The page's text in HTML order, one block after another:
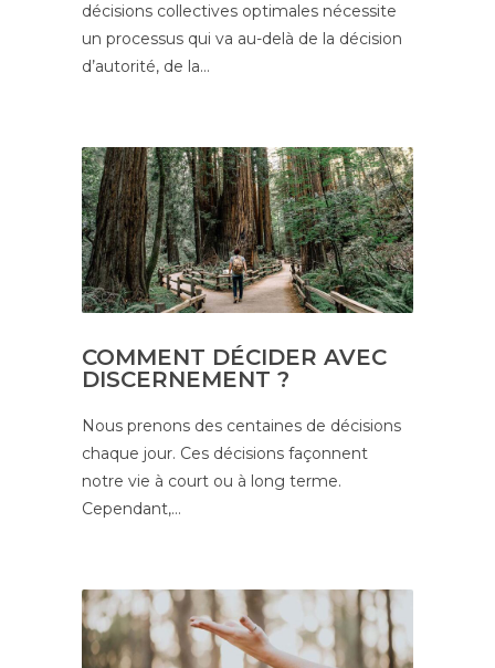
décisions collectives optimales nécessite
un processus qui va au-delà de la décision
d’autorité, de la…
COMMENT DÉCIDER AVEC
DISCERNEMENT ?
Nous prenons des centaines de décisions
chaque jour. Ces décisions façonnent
notre vie à court ou à long terme.
Cependant,…